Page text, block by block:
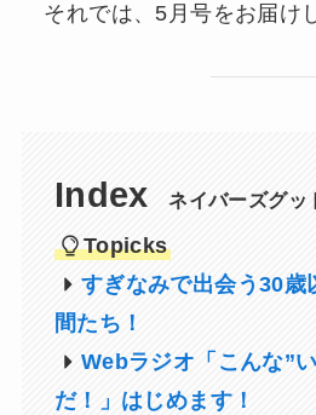
それでは、5月号をお届け
Index ネイバーズグッ
Topicks
すぎなみで出会う30歳
間たち！
Webラジオ「こんな”
だ！」はじめます！